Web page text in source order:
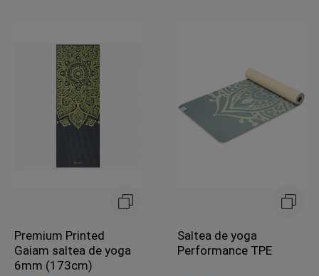
Premium Printed
Gaiam saltea de yoga
6mm (173cm)
Saltea de yoga
Performance TPE